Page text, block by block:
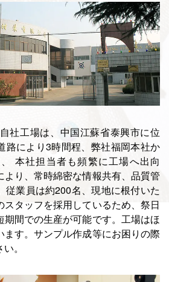
社工場は、中国江蘇省泰興市に位
路により3時間程、弊社福岡本社か
本社担当者も頻繁に工場へ出向
より、常時綿密な情報共有、品質管
従業員は約200名、現地に根付いた
タッフを採用しているため、祭日
間での生産が可能です。工場はほ
ます。サンプル作成等にお困りの際
。